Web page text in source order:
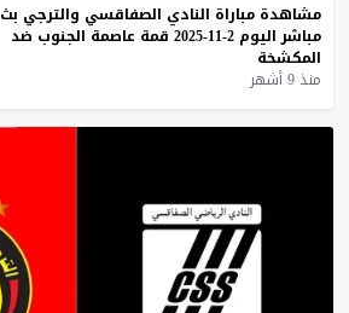
مشاهدة مباراة النادي الصفاقسي والترجي بث
مباشر اليوم 2-11-2025 قمة عاصمة الجنوب ضد
المكشخة
منذ 9 أشهر